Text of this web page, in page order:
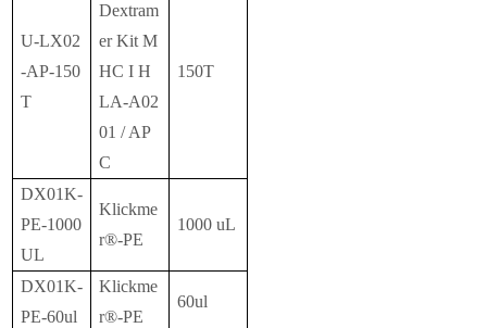
U-LX02
-AP-150
T
Dextram
er Kit M
HC I H
LA-A02
01 / AP
C
150T
DX01K-
PE-1000
UL
Klickme
r®-PE
1000 uL
DX01K-
PE-60ul
Klickme
r®-PE
60ul